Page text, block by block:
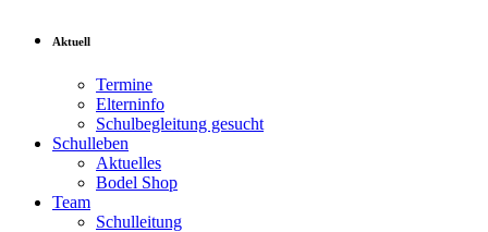
Aktuell
Termine
Elterninfo
Schulbegleitung gesucht
Schulleben
Aktuelles
Bodel Shop
Team
Schulleitung